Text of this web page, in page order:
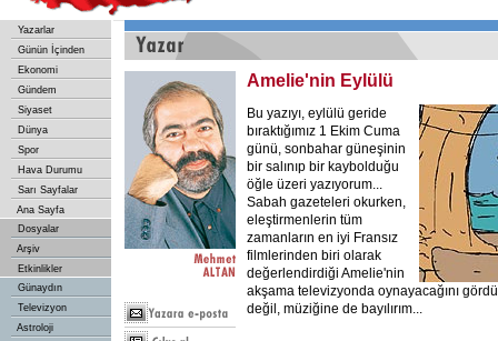
Yazarlar
Günün İçinden
Ekonomi
Gündem
Siyaset
Dünya
Spor
Hava Durumu
Sarı Sayfalar
Ana Sayfa
Dosyalar
Arşiv
Etkinlikler
Günaydın
Televizyon
Astroloji
Amelie'nin Eylülü
Bu yazıyı, eylülü geride
bıraktığımız 1 Ekim Cuma
günü, sonbahar güneşinin
bir salınıp bir kaybolduğu
öğle üzeri yazıyorum...
Sabah gazeteleri okurken,
eleştirmenlerin tüm
zamanların en iyi Fransız
filmlerinden biri olarak
değerlendirdiği Amelie'nin
akşama televizyonda oynayacağını
değil, müziğine de bayılırım...